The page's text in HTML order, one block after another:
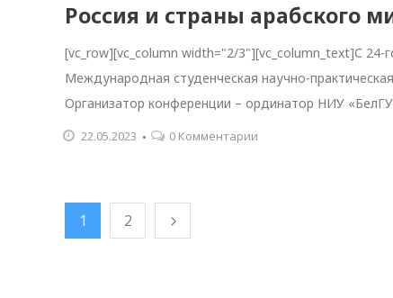
Россия и страны арабского
[vc_row][vc_column width="2/3"][vc_column_text]С 24-
Международная студенческая научно-
Организатор конференции – ординатор НИУ
22.05.2023 0 Комментарии
1 2